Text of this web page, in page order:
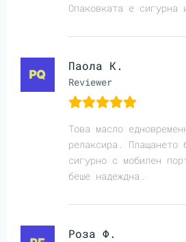
Опаковката е сигурна
Паола К.
Reviewer
Това масло
релаксира. Плащането
сигурно с мобилен
беше надеждна.
Роза Ф.